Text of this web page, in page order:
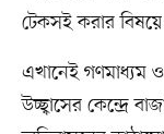
টেকসই করার
এখানেই গণমাধ্যম ও
উচ্ছ্বাসের কেন্দ্রে